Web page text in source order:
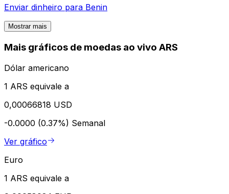
Enviar dinheiro para Benin
Mostrar mais
Mais gráficos de moedas ao vivo ARS
Dólar americano
1 ARS equivale a
0,00066818 USD
-0.0000 (0.37%) Semanal
Ver gráfico
Euro
1 ARS equivale a